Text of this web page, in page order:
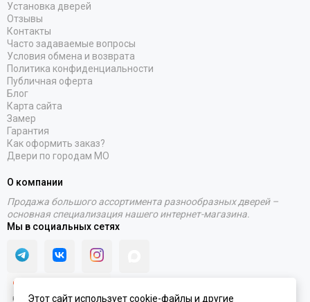
Установка дверей
Отзывы
Контакты
Часто задаваемые вопросы
Условия обмена и возврата
Политика конфиденциальности
Публичная оферта
Блог
Карта сайта
Замер
Гарантия
Как оформить заказ?
Двери по городам МО
О компании
Продажа большого ассортимента разнообразных дверей –
основная специализация нашего интернет-магазина.
Мы в социальных сетях
Этот сайт использует cookie-файлы и другие